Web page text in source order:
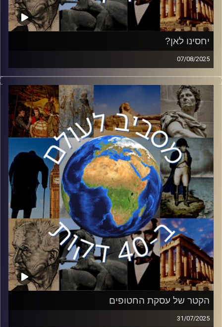
יחסינו לאן?
07/08/2025
בשבועות האחרונים המתיחות בין ישראל לבין הקהילה
הבינלאומית עולה שלב בעקבות המלחמה בעזה. מרכז האש
הוא כמובן האיחוד האירופה ומדינות אירופה השונות. רמי
דניאל, רכז תכנית אירופה במכון למחקרי ביטחון לאומי ה inss
באוניברסיטת תל אביב הגיע לעשות סדר באיחוד האירופי,
פלגיו השונים ויחסו לישראל.
קרדיט תמונות: יוסי מצרי
הקטר של עסקת החטופים
31/07/2025